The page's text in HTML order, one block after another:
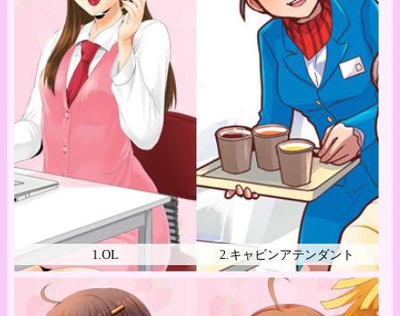
1.OL 2.キャビンアテンダント